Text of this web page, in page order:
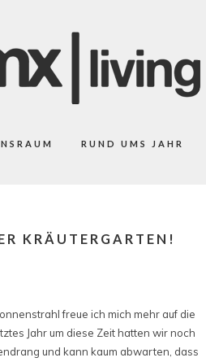
RUND UMS JAHR
KRÄUTERGARTEN!
freue ich mich mehr auf die
Jahr um diese Zeit hatten wir noch
und kann kaum abwarten, dass